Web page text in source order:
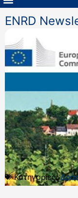
ENRD
Κατηγορίες: